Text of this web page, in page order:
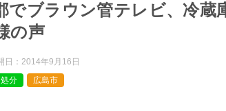
でブラウン管テレビ、冷蔵
の声
日： 2014年9月16日
分 広島市